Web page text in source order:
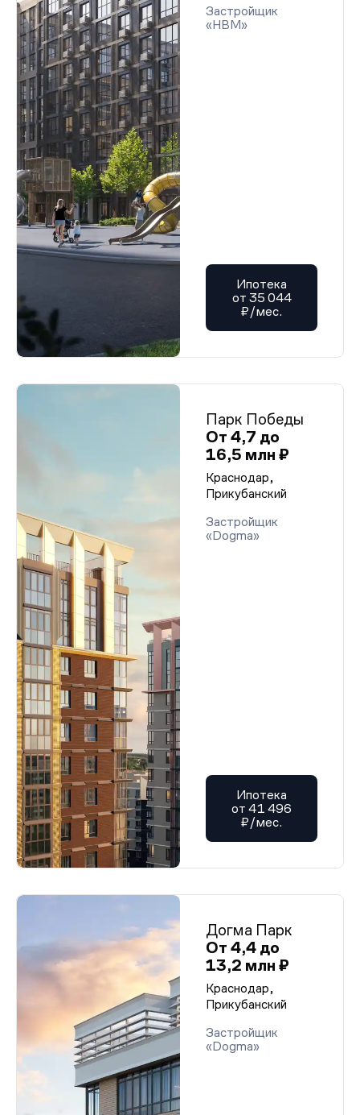
Застройщик
«НВМ»
Ипотека
от 35 044
₽/мес.
Парк Победы
От 4,7 до
16,5 млн ₽
Краснодар,
Прикубанский
Застройщик
«Dogma»
Ипотека
от 41 496
₽/мес.
Догма Парк
От 4,4 до
13,2 млн ₽
Краснодар,
Прикубанский
Застройщик
«Dogma»